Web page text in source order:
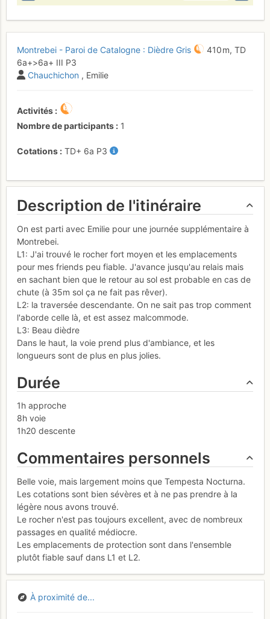
Montrebei - Paroi de Catalogne : Dièdre Gris 410 m, TD
6a+>6a+ III P3
Chauchichon , Emilie
Activités
Nombre de participants
1
Cotations TD+ 6a P3
Description de l'itinéraire
On est parti avec Emilie pour une journée supplémentaire à
Montrebei.
L1: J'ai trouvé le rocher fort moyen et les emplacements
pour mes friends peu fiable. J'avance jusqu'au relais mais
en sachant bien que le retour au sol est probable en cas de
chute (à 35m sol ça ne fait pas rêver).
L2: la traversée descendante. On ne sait pas trop comment
l'aborde celle là, et est assez malcommode.
L3: Beau dièdre
Dans le haut, la voie prend plus d'ambiance, et les
longueurs sont de plus en plus jolies.
Durée
1h approche
8h voie
1h20 descente
Commentaires personnels
Belle voie, mais largement moins que Tempesta Nocturna.
Les cotations sont bien sévères et à ne pas prendre à la
légère nous avons trouvé.
Le rocher n'est pas toujours excellent, avec de nombreux
passages en qualité médiocre.
Les emplacements de protection sont dans l'ensemble
plutôt fiable sauf dans L1 et L2.
À proximité de...